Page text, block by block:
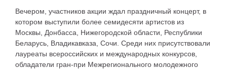
Вечером, участников акции ждал праздничный концерт, в
котором выступили более семидесяти артистов из
Москвы, Донбасса, Нижегородской области, Республики
Беларусь, Владикавказа, Сочи. Среди них присутствовали
лауреаты всероссийских и международных конкурсов,
обладатели гран-при Межрегионального молодежного